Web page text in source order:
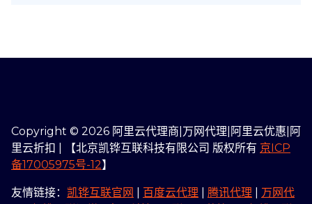
Copyright © 2026 阿里云代理商|万网代理|阿里云优惠|阿
里云折扣 | 【北京凯铧互联科技有限公司 版权所有 京ICP
备17005975号-12】
友情链接： 凯铧互联官网 百度云代理 腾讯代理
万网代